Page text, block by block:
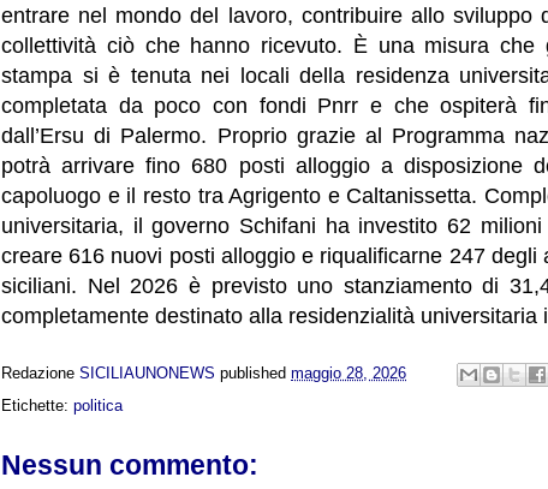
entrare nel mondo del lavoro, contribuire allo sviluppo
collettività ciò che hanno ricevuto. È una misura che
stampa si è tenuta nei locali della residenza
completata da poco con fondi Pnrr e che ospiterà
dall’Ersu di Palermo. Proprio grazie al Programma
potrà arrivare fino 680 posti alloggio a disposizione
capoluogo e il resto tra Agrigento e Caltanissetta.
universitaria, il governo Schifani ha investito 62
creare 616 nuovi posti alloggio e riqualificarne 247 degli
siciliani. Nel 2026 è previsto uno stanziamento di
completamente destinato alla residenzialità universitaria
Redazione SICILIAUNONEWS published maggio 28, 2026
Etichette: politica
Nessun commento: